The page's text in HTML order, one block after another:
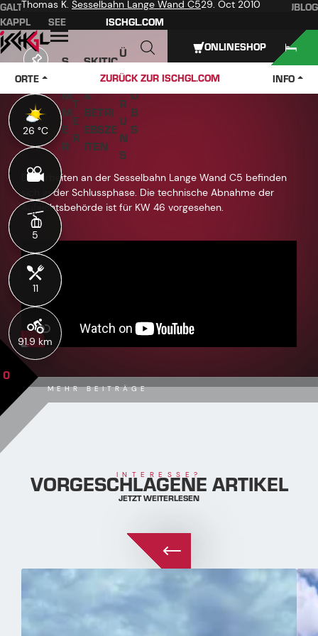
Hauptinhalt
Inhaltsverzeichnis
Hauptnavigation
Inhaltsverzeichnis
GALTÜR
ISCHGL
KAPPL
SEE
ZURÜCK ZUR
ISCHGL.COM
BAUBLOG
Öffnen
S
M
M
E
R
T
E
R
SKITIC
KETS
&
BETRI
EBSZE
ITEN
Ü
B
E
R
U
N
S
J
O
B
S
ORTE ZURÜCK ZUR ISCHGL.COM INFO
ONLINESHOP
26 °C
5
11
91.9 km
26 °C
5
11
Thomas K. Sesselbahn Lange Wand C529. Oct 2010
Die Arbeiten an der Sesselbahn Lange Wand C5 befinden
sich in der Schlussphase. Die technische Abnahme der
Aufsichtsbehörde ist für KW 46 vorgesehen.
MEHR BEITRÄGE
0
INTERESSE?
VORGESCHLAGENE ARTIKEL
JETZT WEITERLESEN